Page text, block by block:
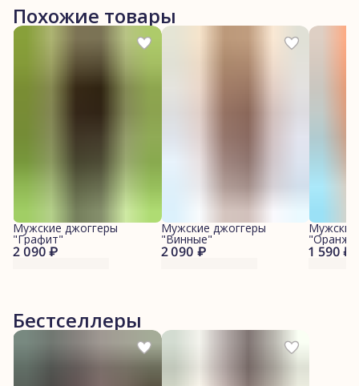
Похожие товары
2 090 ₽
Мужские джоггеры
"Графит"
2 090 ₽
Мужские джоггеры
"Винные"
1 590 ₽
Бестселлеры